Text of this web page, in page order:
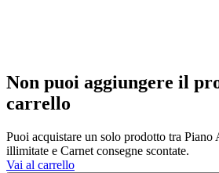
Non puoi aggiungere il
carrello
Puoi acquistare un solo prodotto tra Piano
illimitate e Carnet consegne scontate.
Vai al carrello